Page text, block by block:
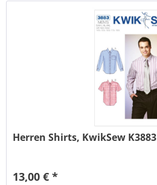
Herren Shirts, KwikSew K3883
13,00 € *